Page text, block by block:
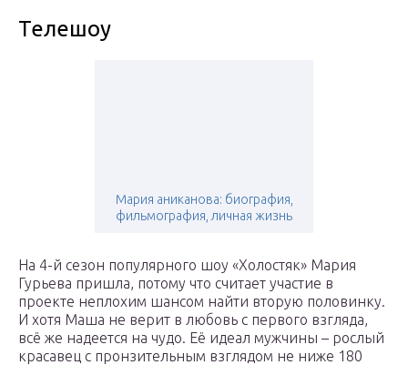
Телешоу
Мария аниканова: биография,
фильмография, личная жизнь
На 4-й сезон популярного шоу «Холостяк» Мария
Гурьева пришла, потому что считает участие в
проекте неплохим шансом найти вторую половинку.
И хотя Маша не верит в любовь с первого взгляда,
всё же надеется на чудо. Её идеал мужчины – рослый
красавец с пронзительным взглядом не ниже 180